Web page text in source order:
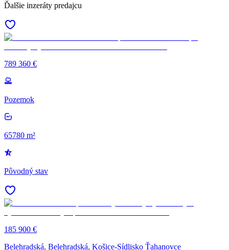
Ďalšie inzeráty predajcu
789 360 €
Pozemok
65780 m²
Pôvodný stav
185 900 €
Belehradská, Belehradská, Košice-Sídlisko Ťahanovce